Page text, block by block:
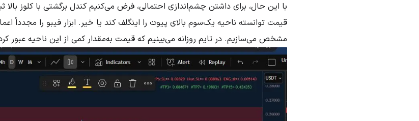
با این حال، برای داشتن چشم‌اندازی احتمالی، فرض می‌کنیم کندل برگشتی با کلوز
قیمت توانسته ناحیه یک‌سوم بالای پیوت را اینگلف کند یا خیر. ابزار فیبو را مجدداً
مشخص می‌سازیم. در تایم روزانه می‌بینیم که قیمت به‌مقدار کمی از این ناحیه عبور